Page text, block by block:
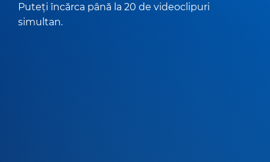
Puteți încărca până la 20 de videoclipuri
simultan.